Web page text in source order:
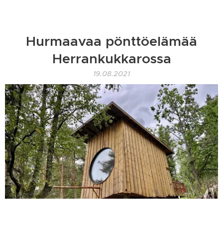
Hurmaavaa pönttöelämää
Herrankukkarossa
19.08.2021